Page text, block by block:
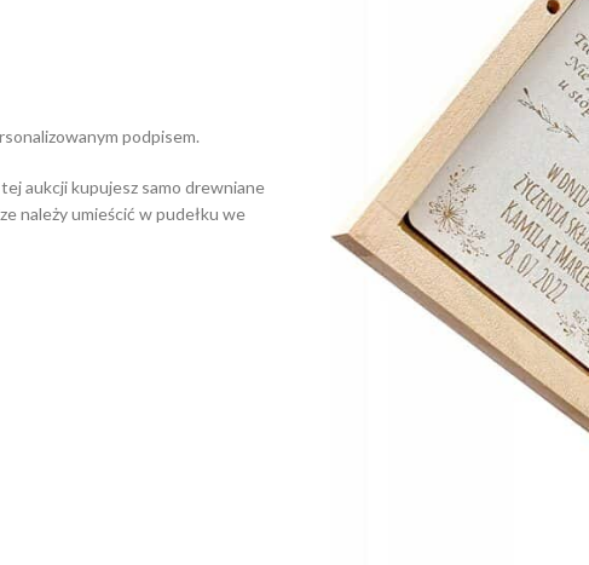
podpisem.
aukcji kupujesz samo drewniane
należy umieścić w pudełku we